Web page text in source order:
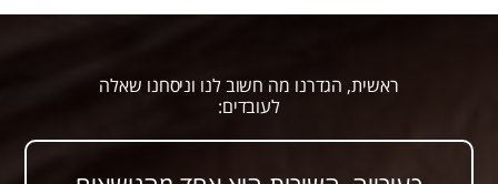
ראשית, הגדרנו מה חשוב לנו וניסחנו שאלה
לעובדים: